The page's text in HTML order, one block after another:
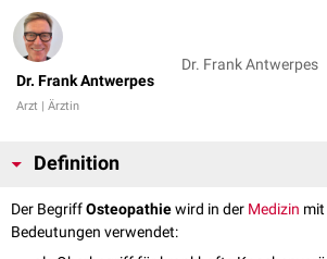
Dr. Frank Antwerpes
Arzt | Ärztin
Dr. Frank Antwerpes
Definition
Der BegriffOsteopathiewird in der Medizin mit
Bedeutungen verwendet: